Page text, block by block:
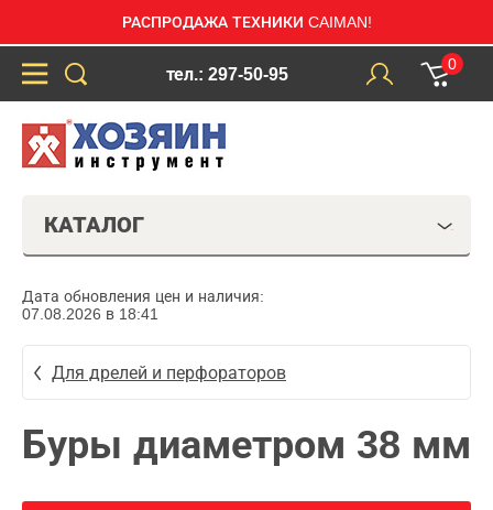
РАСПРОДАЖА ТЕХНИКИ CAIMAN!
тел.: 297-50-95
0
КАТАЛОГ
Дата обновления цен и наличия:
07.08.2026 в 18:41
Для дрелей и перфораторов
Буры диаметром 38 мм